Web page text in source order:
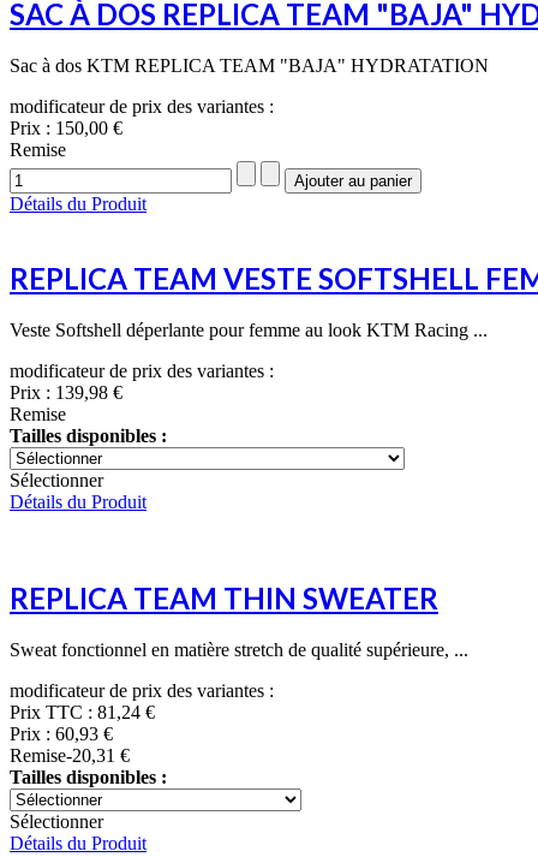
SAC À DOS REPLICA TEAM "BAJA"
Sac à dos KTM REPLICA TEAM "BAJA" HYDRATATION
modificateur de prix des variantes :
Prix : 150,00 €
Remise
Détails du Produit
REPLICA TEAM VESTE SOFTSHELL
Veste Softshell déperlante pour femme au look KTM Racing ...
modificateur de prix des variantes :
Prix : 139,98 €
Remise
Tailles disponibles :
Sélectionner
Détails du Produit
REPLICA TEAM THIN SWEATER
Sweat fonctionnel en matière stretch de qualité supérieure, ...
modificateur de prix des variantes :
Prix TTC : 81,24 €
Prix : 60,93 €
Remise-20,31 €
Tailles disponibles :
Sélectionner
Détails du Produit